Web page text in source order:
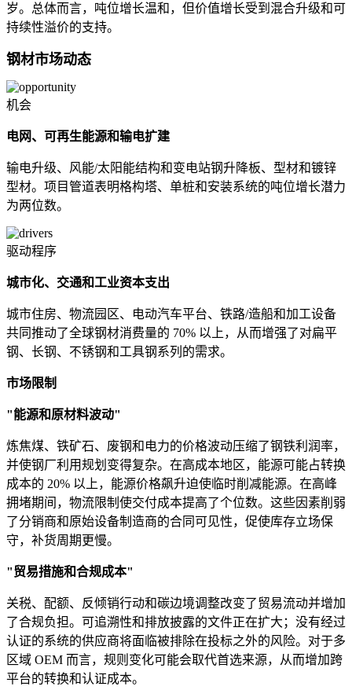
岁。总体而言，吨位增长温和，但价值增长受到混合升级和可
持续性溢价的支持。
钢材市场动态
机会
电网、可再生能源和输电扩建
输电升级、风能/太阳能结构和变电站钢升降板、型材和镀锌
型材。项目管道表明格构塔、单桩和安装系统的吨位增长潜力
为两位数。
驱动程序
城市化、交通和工业资本支出
城市住房、物流园区、电动汽车平台、铁路/造船和加工设备
共同推动了全球钢材消费量的 70% 以上，从而增强了对扁平
钢、长钢、不锈钢和工具钢系列的需求。
市场限制
"能源和原材料波动"
炼焦煤、铁矿石、废钢和电力的价格波动压缩了钢铁利润率，
并使钢厂利用规划变得复杂。在高成本地区，能源可能占转换
成本的 20% 以上，能源价格飙升迫使临时削减能源。在高峰
拥堵期间，物流限制使交付成本提高了个位数。这些因素削弱
了分销商和原始设备制造商的合同可见性，促使库存立场保
守，补货周期更慢。
"贸易措施和合规成本"
关税、配额、反倾销行动和碳边境调整改变了贸易流动并增加
了合规负担。可追溯性和排放披露的文件正在扩大；没有经过
认证的系统的供应商将面临被排除在投标之外的风险。对于多
区域 OEM 而言，规则变化可能会取代首选来源，从而增加跨
平台的转换和认证成本。